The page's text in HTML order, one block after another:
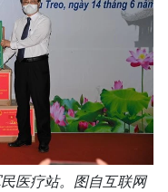
医疗站。图自互联网